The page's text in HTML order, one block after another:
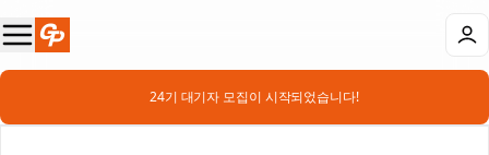
📣 24기 대기자 모집이 시작되었습니다!